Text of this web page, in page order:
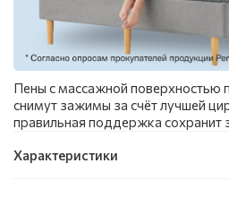
Пены с массажной поверхностью
снимут зажимы за счёт лучшей
правильная поддержка сохранит
Характеристики